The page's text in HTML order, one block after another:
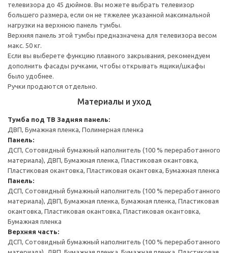
телевизора до 45 дюймов. Вы можете выбрать телевизор
большего размера, если он не тяжелее указанной максимальной
нагрузки на верхнюю панель тумбы.
Верхняя панель этой тумбы предназначена для телевизора весом
макс. 50 кг.
Если вы выберете функцию плавного закрывания, рекомендуем
дополнить фасады ручками, чтобы открывать ящики/шкафы
было удобнее.
Ручки продаются отдельно.
Материалы и уход
Тумба под ТВ Задняя панель:
ДВП, Бумажная пленка, Полимерная пленка
Панель:
ДСП, Сотовидный бумажный наполнитель (100 % переработанного
материала), ДВП, Бумажная пленка, Пластиковая окантовка,
Пластиковая окантовка, Пластиковая окантовка, Бумажная пленка
Панель:
ДСП, Сотовидный бумажный наполнитель (100 % переработанного
материала), ДВП, Бумажная пленка, Бумажная пленка, Пластиковая
окантовка, Пластиковая окантовка, Пластиковая окантовка,
Бумажная пленка
Верхняя часть:
ДСП, Сотовидный бумажный наполнитель (100 % переработанного